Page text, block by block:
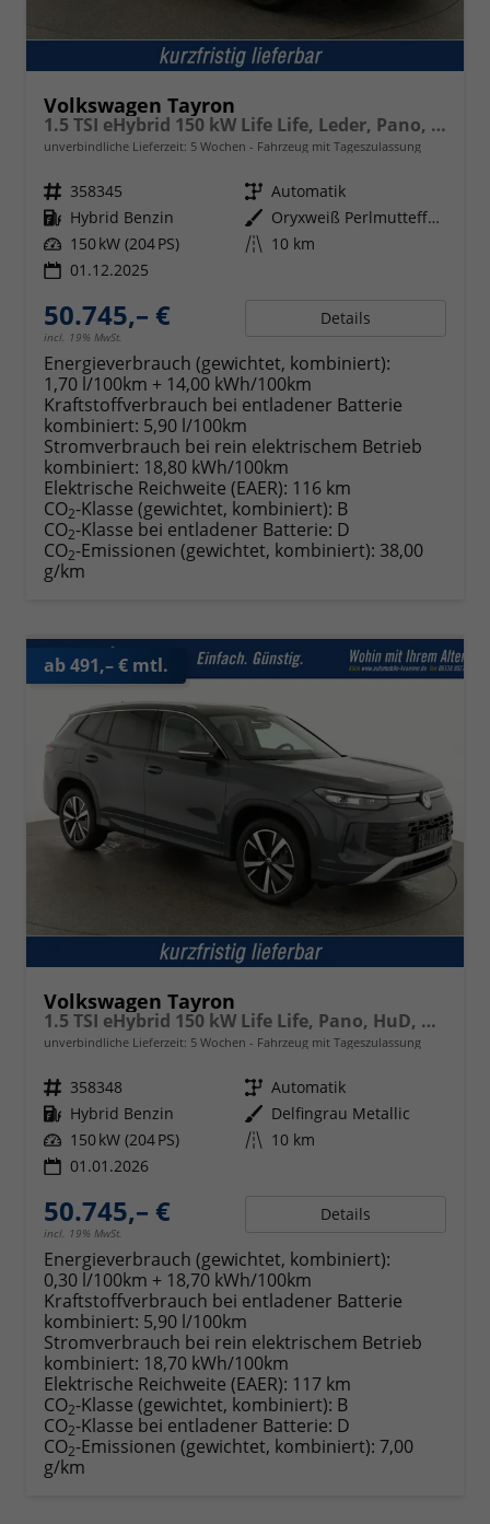
Volkswagen Tayron
1.5 TSI eHybrid 150 kW Life Life, Leder, Pano, HuD, AHK, AreaView, Side, Navi, Winter, 5-J. Garantie
unverbindliche Lieferzeit: 5 Wochen Fahrzeug mit Tageszulassung
Fahrzeugnr. 358345 Getriebe Automatik
Kraftstoff Hybrid Benzin Außenfarbe
Oryxweiß Perlmutteffekt
Leistung 150 kW (204 PS) Kilometerstand 10 km
01.12.2025
50.745,– €
incl. 19% MwSt.
Details
Energieverbrauch (gewichtet, kombiniert):
1,70 l/100km + 14,00 kWh/100km
Kraftstoffverbrauch bei entladener Batterie
kombiniert: 5,90 l/100km
Stromverbrauch bei rein elektrischem Betrieb
kombiniert: 18,80 kWh/100km
Elektrische Reichweite (EAER): 116 km
CO2-Klasse (gewichtet, kombiniert): B
CO2-Klasse bei entladener Batterie: D
CO2-Emissionen (gewichtet, kombiniert): 38,00
g/km
ab 491,– € mtl.
Volkswagen Tayron
1.5 TSI eHybrid 150 kW Life Life, Pano, HuD, AHK, AreaView, Side, Navi, Winter, 5-J. Garantie
unverbindliche Lieferzeit: 5 Wochen Fahrzeug mit Tageszulassung
Fahrzeugnr. 358348 Getriebe Automatik
Kraftstoff Hybrid Benzin Außenfarbe Delfingrau Metallic
Leistung 150 kW (204 PS) Kilometerstand 10 km
01.01.2026
50.745,– €
incl. 19% MwSt.
Details
Energieverbrauch (gewichtet, kombiniert):
0,30 l/100km + 18,70 kWh/100km
Kraftstoffverbrauch bei entladener Batterie
kombiniert: 5,90 l/100km
Stromverbrauch bei rein elektrischem Betrieb
kombiniert: 18,70 kWh/100km
Elektrische Reichweite (EAER): 117 km
CO2-Klasse (gewichtet, kombiniert): B
CO2-Klasse bei entladener Batterie: D
CO2-Emissionen (gewichtet, kombiniert): 7,00
g/km